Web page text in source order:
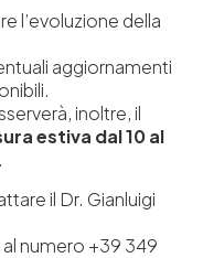
l’evoluzione della
aggiornamenti
inoltre, il
estiva dal 10 al
il Dr. Gianluigi
numero +39 349